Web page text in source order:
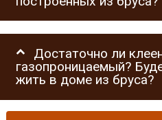
Достаточно ли
газопроницаемый?
жить в доме из бруса?